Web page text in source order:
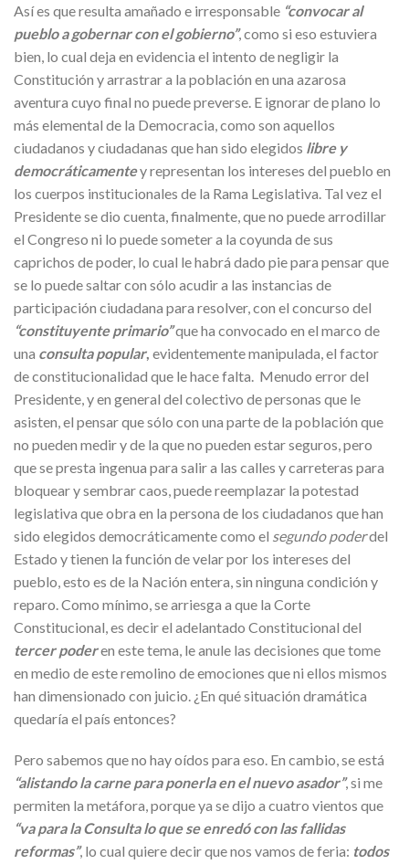
Así es que resulta amañado e irresponsable “convocar al
pueblo a gobernar con el gobierno”, como si eso estuviera
bien, lo cual deja en evidencia el intento de negligir la
Constitución y arrastrar a la población en una azarosa
aventura cuyo final no puede preverse. E ignorar de plano lo
más elemental de la Democracia, como son aquellos
ciudadanos y ciudadanas que han sido elegidos libre y
democráticamentey representan los intereses del pueblo en
los cuerpos institucionales de la Rama Legislativa. Tal vez el
Presidente se dio cuenta, finalmente, que no puede arrodillar
el Congreso ni lo puede someter a la coyunda de sus
caprichos de poder, lo cual le habrá dado pie para pensar que
se lo puede saltar con sólo acudir a las instancias de
participación ciudadana para resolver, con el concurso del
“constituyente primario”que ha convocado en el marco de
una consulta popular, evidentemente manipulada, el factor
de constitucionalidad que le hace falta. Menudo error del
Presidente, y en general del colectivo de personas que le
asisten, el pensar que sólo con una parte de la población que
no pueden medir y de la que no pueden estar seguros, pero
que se presta ingenua para salir a las calles y carreteras para
bloquear y sembrar caos, puede reemplazar la potestad
legislativa que obra en la persona de los ciudadanos que han
sido elegidos democráticamente como el segundo poderdel
Estado y tienen la función de velar por los intereses del
pueblo, esto es de la Nación entera, sin ninguna condición y
reparo. Como mínimo, se arriesga a que la Corte
Constitucional, es decir el adelantado Constitucional del
tercer poderen este tema, le anule las decisiones que tome
en medio de este remolino de emociones que ni ellos mismos
han dimensionado con juicio. ¿En qué situación dramática
quedaría el país entonces?
Pero sabemos que no hay oídos para eso. En cambio, se está
“alistando la carne para ponerla en el nuevo asador”, si me
permiten la metáfora, porque ya se dijo a cuatro vientos que
“va para la Consulta lo que se enredó con las fallidas
reformas”, lo cual quiere decir que nos vamos de feria: todos